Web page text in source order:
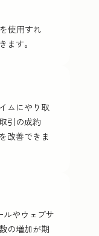
使用すれ
ます。
ムにやり取
引の成約
改善できま
ルやウェブサ
の増加が期